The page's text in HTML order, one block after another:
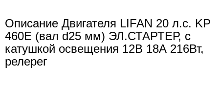
Описание Двигателя LIFAN 20 л.с. KP
460E (вал d25 мм) ЭЛ.СТАРТЕР, с
катушкой освещения 12В 18А 216Вт,
релерег